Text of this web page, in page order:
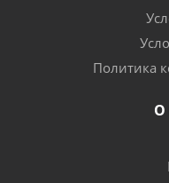
Политика
О